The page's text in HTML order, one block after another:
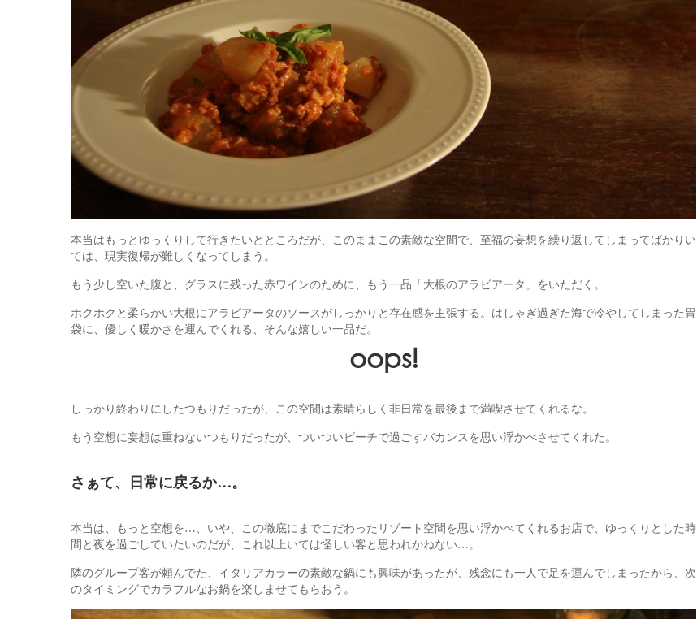
本当はもっとゆっくりして行きたいとところだが、このままこの素敵な空間で、至福の妄想を繰り返してしまってばかりい
ては、現実復帰が難しくなってしまう。
もう少し空いた腹と、グラスに残った赤ワインのために、もう一品「大根のアラビアータ」をいただく。
ホクホクと柔らかい大根にアラビアータのソースがしっかりと存在感を主張する。はしゃぎ過ぎた海で冷やしてしまった胃
袋に、優しく暖かさを運んでくれる、そんな嬉しい一品だ。
oops!
しっかり終わりにしたつもりだったが、この空間は素晴らしく非日常を最後まで満喫させてくれるな。
もう空想に妄想は重ねないつもりだったが、ついついビーチで過ごすバカンスを思い浮かべさせてくれた。
さぁて、日常に戻るか…。
本当は、もっと空想を…、いや、この徹底にまでこだわったリゾート空間を思い浮かべてくれるお店で、ゆっくりとした時
間と夜を過ごしていたいのだが、これ以上いては怪しい客と思われかねない…。
隣のグループ客が頼んでた、イタリアカラーの素敵な鍋にも興味があったが、残念にも一人で足を運んでしまったから、次
のタイミングでカラフルなお鍋を楽しませてもらおう。